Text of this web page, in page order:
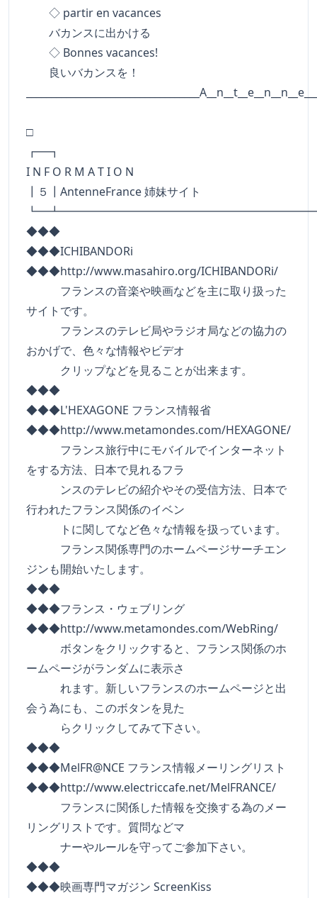
◇ partir en vacances
バカンスに出かける
◇ Bonnes vacances!
良いバカンスを！
□
I N F O R M A T I O N
┃５┃AntenneFrance 姉妹サイト
◆◆◆
◆◆◆ICHIBANDORi
◆◆◆http://www.masahiro.org/ICHIBANDORi/
フランスの音楽や映画などを主に取り扱った
サイトです。
フランスのテレビ局やラジオ局などの協力の
おかげで、色々な情報やビデオ
クリップなどを見ることが出来ます。
◆◆◆
◆◆◆L'HEXAGONE フランス情報省
◆◆◆http://www.metamondes.com/HEXAGONE/
フランス旅行中にモバイルでインターネット
をする方法、日本で見れるフラ
ンスのテレビの紹介やその受信方法、日本で
行われたフランス関係のイベン
トに関してなど色々な情報を扱っています。
フランス関係専門のホームページサーチエン
ジンも開始いたします。
◆◆◆
◆◆◆フランス・ウェブリング
◆◆◆http://www.metamondes.com/WebRing/
ボタンをクリックすると、フランス関係のホ
ームページがランダムに表示さ
れます。新しいフランスのホームページと出
会う為にも、このボタンを見た
らクリックしてみて下さい。
◆◆◆
◆◆◆MelFR@NCE フランス情報メーリングリスト
◆◆◆http://www.electriccafe.net/MelFRANCE/
フランスに関係した情報を交換する為のメー
リングリストです。質問などマ
ナーやルールを守ってご参加下さい。
◆◆◆
◆◆◆映画専門マガジン ScreenKiss